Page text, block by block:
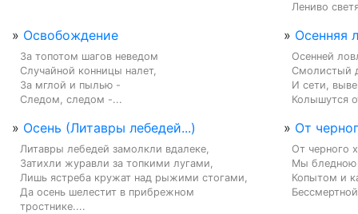
Лениво
» Освобождение
За топотом шагов неведом
Случайной конницы налет,
За мглой и пылью -
Следом, следом -...
» Осенняя
Осенней
Смолистый
И сети,
Колышутся
» Осень (Литавры лебедей...)
Литавры лебедей замолкли вдалеке,
Затихли журавли за топкими лугами,
Лишь ястреба кружат над рыжими стогами,
Да осень шелестит в прибрежном
тростнике....
» От
От черного
Мы бледною
Копытом и